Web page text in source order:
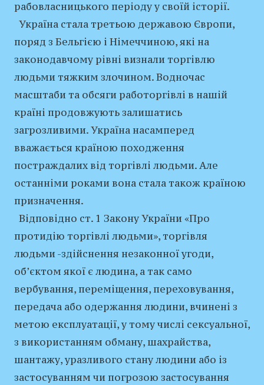
рабовласницького періоду у своїй історії.
Україна стала третьою державою Європи,
поряд з Бельгією і Німеччиною, які на
законодавчому рівні визнали торгівлю
людьми тяжким злочином. Водночас
масштаби та обсяги работоргівлі в нашій
країні продовжують залишатись
загрозливими. Україна насамперед
вважається країною походження
постраждалих від торгівлі людьми. Але
останніми роками вона стала також країною
призначення.
Відповідно ст. 1 Закону України «Про
протидію торгівлі людьми», торгівля
людьми -здійснення незаконної угоди,
об’єктом якої є людина, а так само
вербування, переміщення, переховування,
передача або одержання людини, вчинені з
метою експлуатації, у тому числі сексуальної,
з використанням обману, шахрайства,
шантажу, уразливого стану людини або із
застосуванням чи погрозою застосування